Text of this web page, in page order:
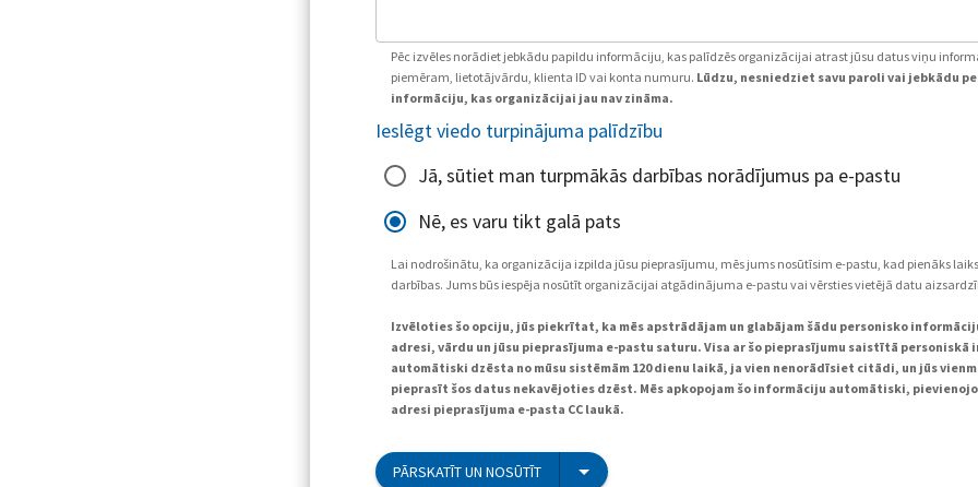
Pēc izvēles norādiet jebkādu papildu informāciju, kas palīdzēs organizācijai atrast jūsu datus viņu
piemēram, lietotājvārdu, klienta ID vai konta numuru. Lūdzu, nesniedziet savu paroli vai jebkādu
informāciju, kas organizācijai jau nav zināma.
Ieslēgt viedo turpinājuma palīdzību
Jā, sūtiet man turpmākās darbības norādījumus pa e-pastu
Nē, es varu tikt galā pats
Lai nodrošinātu, ka organizācija izpilda jūsu pieprasījumu, mēs jums nosūtīsim e-pastu, kad pienāks
darbības. Jums būs iespēja nosūtīt organizācijai atgādinājuma e-pastu vai vērsties vietējā datu
Izvēloties šo opciju, jūs piekrītat, ka mēs apstrādājam un glabājam šādu personisko
adresi, vārdu un jūsu pieprasījuma e-pastu saturu. Visa ar šo pieprasījumu saistītā
automātiski dzēsta no mūsu sistēmām 120 dienu laikā, ja vien nenorādīsiet citādi, un jūs
pieprasīt šos datus nekavējoties dzēst. Mēs apkopojam šo informāciju automātiski,
adresi pieprasījuma e-pasta CC laukā.
PĀRSKATĪT UN NOSŪTĪT